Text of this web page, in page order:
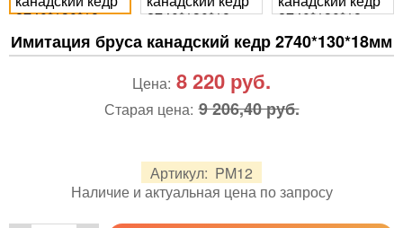
Имитация бруса канадский кедр 2740*130*18мм
Артикул: PM12
Наличие и актуальная цена по запросу
Цена: 8 220 руб.
Старая цена: 9 206,40 руб.